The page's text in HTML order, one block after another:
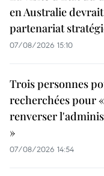
en Australie
partenariat
07/08/2026 15:10
Trois personnes
recherchées pour
renverser
»
07/08/2026 14:54